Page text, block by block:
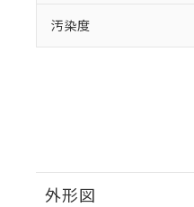
汚染度
外形図